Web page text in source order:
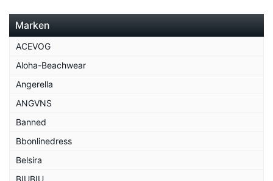
Marken
ACEVOG
Aloha-Beachwear
Angerella
ANGVNS
Banned
Bbonlinedress
Belsira
BIUBIU